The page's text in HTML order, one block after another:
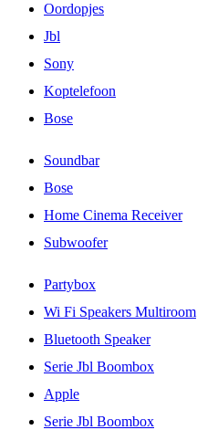
Oordopjes
Jbl
Sony
Koptelefoon
Bose
Soundbar
Bose
Home Cinema Receiver
Subwoofer
Partybox
Wi Fi Speakers Multiroom
Bluetooth Speaker
Serie Jbl Boombox
Apple
Serie Jbl Boombox